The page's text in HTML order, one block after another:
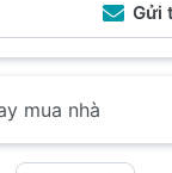
Gửi
mua nhà